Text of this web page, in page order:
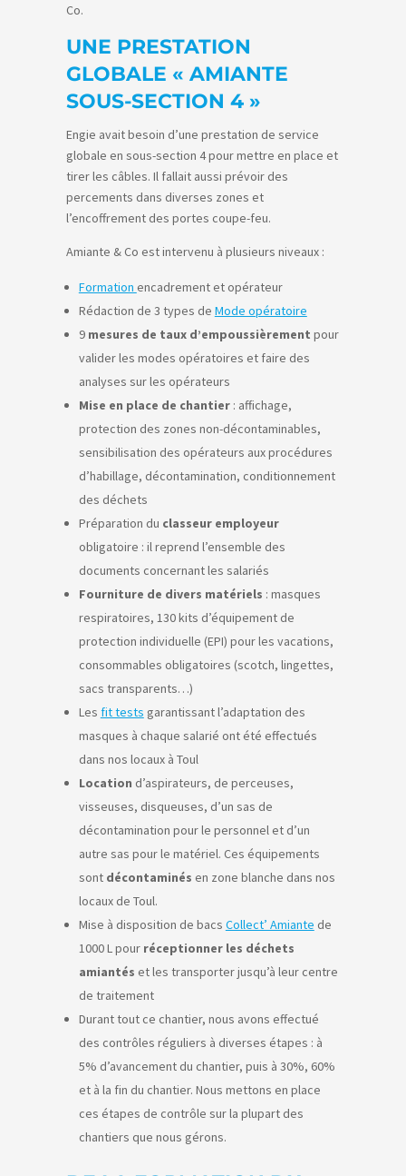
Co.
UNE PRESTATION
GLOBALE « AMIANTE
SOUS-SECTION 4 »
Engie avait besoin d’une prestation de service
globale en sous-section 4 pour mettre en place et
tirer les câbles. Il fallait aussi prévoir des
percements dans diverses zones et
l’encoffrement des portes coupe-feu.
Amiante & Co est intervenu à plusieurs niveaux :
Formation encadrement et opérateur
Rédaction de 3 types de Mode opératoire
9 mesures de taux d’empoussièrement pour
valider les modes opératoires et faire des
analyses sur les opérateurs
Mise en place de chantier: affichage,
protection des zones non-décontaminables,
sensibilisation des opérateurs aux procédures
d’habillage, décontamination, conditionnement
des déchets
Préparation du classeur employeur
obligatoire : il reprend l’ensemble des
documents concernant les salariés
Fourniture de divers matériels : masques
respiratoires, 130 kits d’équipement de
protection individuelle (EPI) pour les vacations,
consommables obligatoires (scotch, lingettes,
sacs transparents…)
Les fit tests garantissant l’adaptation des
masques à chaque salarié ont été effectués
dans nos locaux à Toul
Location d’aspirateurs, de perceuses,
visseuses, disqueuses, d’un sas de
décontamination pour le personnel et d’un
autre sas pour le matériel. Ces équipements
sont décontaminés en zone blanche dans nos
locaux de Toul.
Mise à disposition de bacs Collect’ Amiante de
1000 L pour réceptionner les déchets
amiantés et les transporter jusqu’à leur centre
de traitement
Durant tout ce chantier, nous avons effectué
des contrôles réguliers à diverses étapes : à
5% d’avancement du chantier, puis à 30%, 60%
et à la fin du chantier. Nous mettons en place
ces étapes de contrôle sur la plupart des
chantiers que nous gérons.